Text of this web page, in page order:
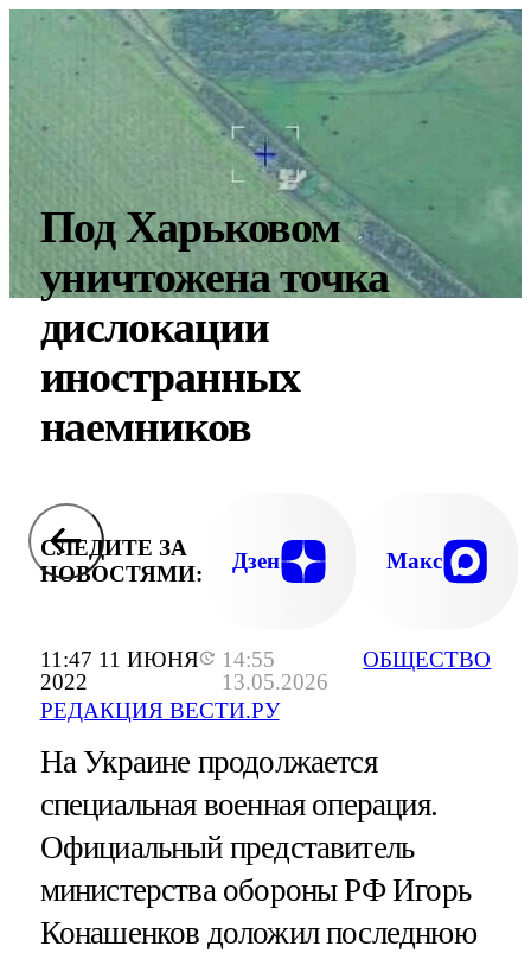
11:47 11 ИЮНЯ
2022
14:55
13.05.2026
РЕДАКЦИЯ ВЕСТИ.РУ
ОБЩЕСТВО
Под Харьковом
уничтожена точка
дислокации
иностранных
наемников
СЛЕДИТЕ ЗА
НОВОСТЯМИ:
Дзен Макс
На Украине продолжается
специальная военная операция.
Официальный представитель
министерства обороны РФ Игорь
Конашенков доложил последнюю